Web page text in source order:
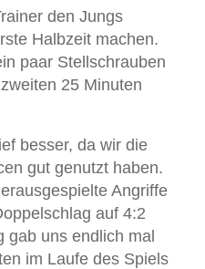
den Jungs
Halbzeit machen.
paar Stellschrauben
25 Minuten
besser, da wir die
gut genutzt haben.
Angriffe
auf 4:2
gab uns endlich mal
im Laufe des Spiels